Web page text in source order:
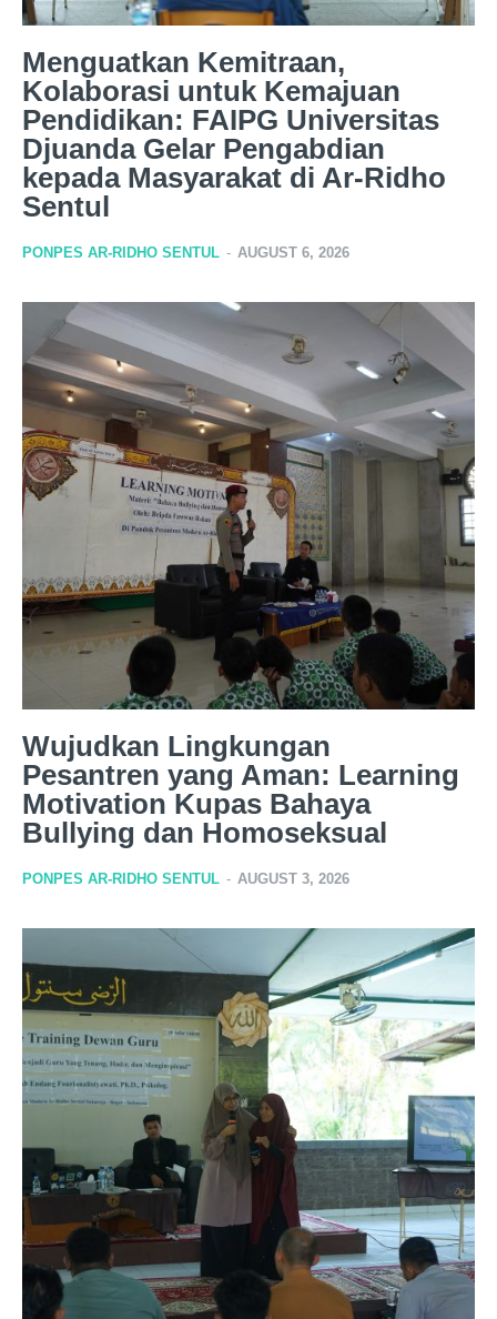
Menguatkan Kemitraan,
Kolaborasi untuk Kemajuan
Pendidikan: FAIPG Universitas
Djuanda Gelar Pengabdian
kepada Masyarakat di Ar-Ridho
Sentul
PONPES AR-RIDHO SENTUL - AUGUST 6, 2026
Wujudkan Lingkungan
Pesantren yang Aman: Learning
Motivation Kupas Bahaya
Bullying dan Homoseksual
PONPES AR-RIDHO SENTUL - AUGUST 3, 2026